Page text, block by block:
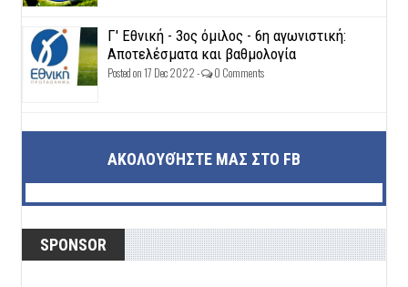
Γ' Εθνική - 3ος όμιλος - 6η αγωνιστική:
Αποτελέσματα και βαθμολογία
Posted on 17 Dec 2022 - 0 Comments
ΑΚΟΛΟΥΘΉΣΤΕ ΜΑΣ ΣΤΟ FB
SPONSOR